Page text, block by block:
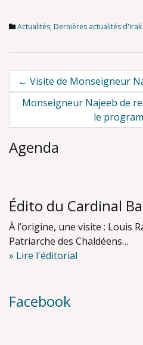
Actualités,Dernières actualités d'Irak
Post
navigation
← Visite de Monseigneur
Monseigneur Najeeb de
le
Agenda
Édito du Cardinal
À l’origine, une visite : Louis
Patriarche des Chaldéens…
» Lire l'éditorial
Facebook